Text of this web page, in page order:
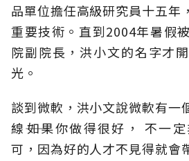
品單位擔任高級研究員十五年
重要技術。直到2004年暑假
院副院長，洪小文的名字才
光。
談到微軟，洪小文說微軟有一
線――如果你做得很好， 不一
可，因為好的人才不見得就會